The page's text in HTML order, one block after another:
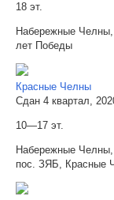
18 эт.
Набережные Челны,
лет Победы
Красные Челны
Сдан 4 квартал,
10—17 эт.
Набережные
пос. ЗЯБ, Красные